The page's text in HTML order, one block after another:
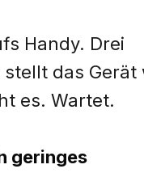
Handy. Drei
das Gerät
es. Wartet.
geringes